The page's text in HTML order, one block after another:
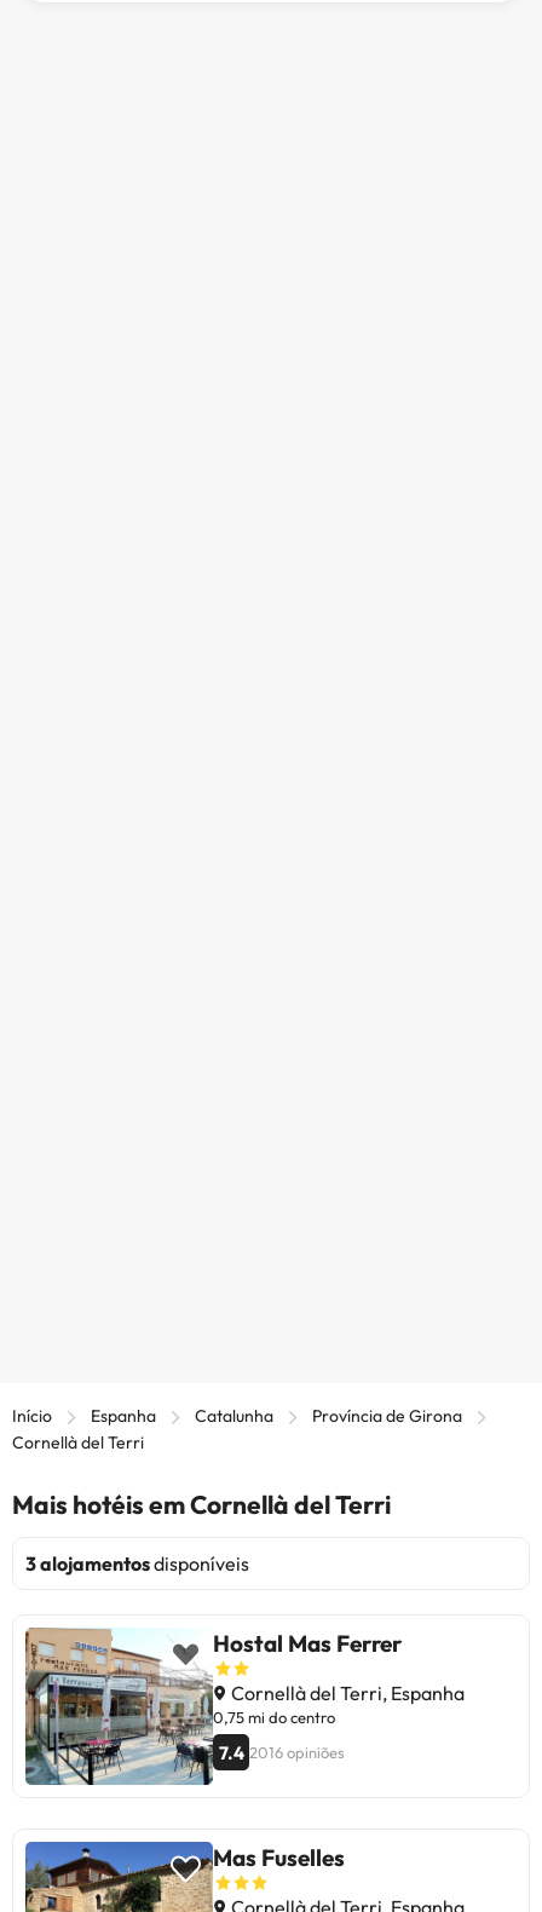
Início Espanha Catalunha
Província de Girona
Cornellà del Terri
Mais hotéis em Cornellà del Terri
3 alojamentosdisponíveis
Hostal Mas Ferrer
Cornellà del Terri, Espanha
0,75 mi do centro
7.4 2016 opiniões
Mas Fuselles